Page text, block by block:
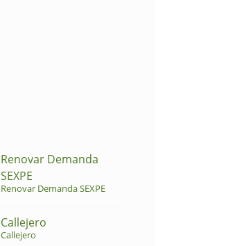
Renovar Demanda
SEXPE
Renovar Demanda SEXPE
Callejero
Callejero